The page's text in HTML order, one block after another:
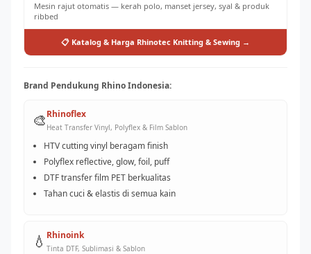
Mesin rajut otomatis — kerah polo, manset jersey, syal & produk
ribbed
📋 Katalog & Harga Rhinotec Knitting & Sewing →
Brand Pendukung Rhino Indonesia:
🎨Rhinoflex
Heat Transfer Vinyl, Polyflex & Film Sablon
HTV cutting vinyl beragam finish
Polyflex reflective, glow, foil, puff
DTF transfer film PET berkualitas
Tahan cuci & elastis di semua kain
💧 Rhinoink
Tinta DTF, Sublimasi & Sablon